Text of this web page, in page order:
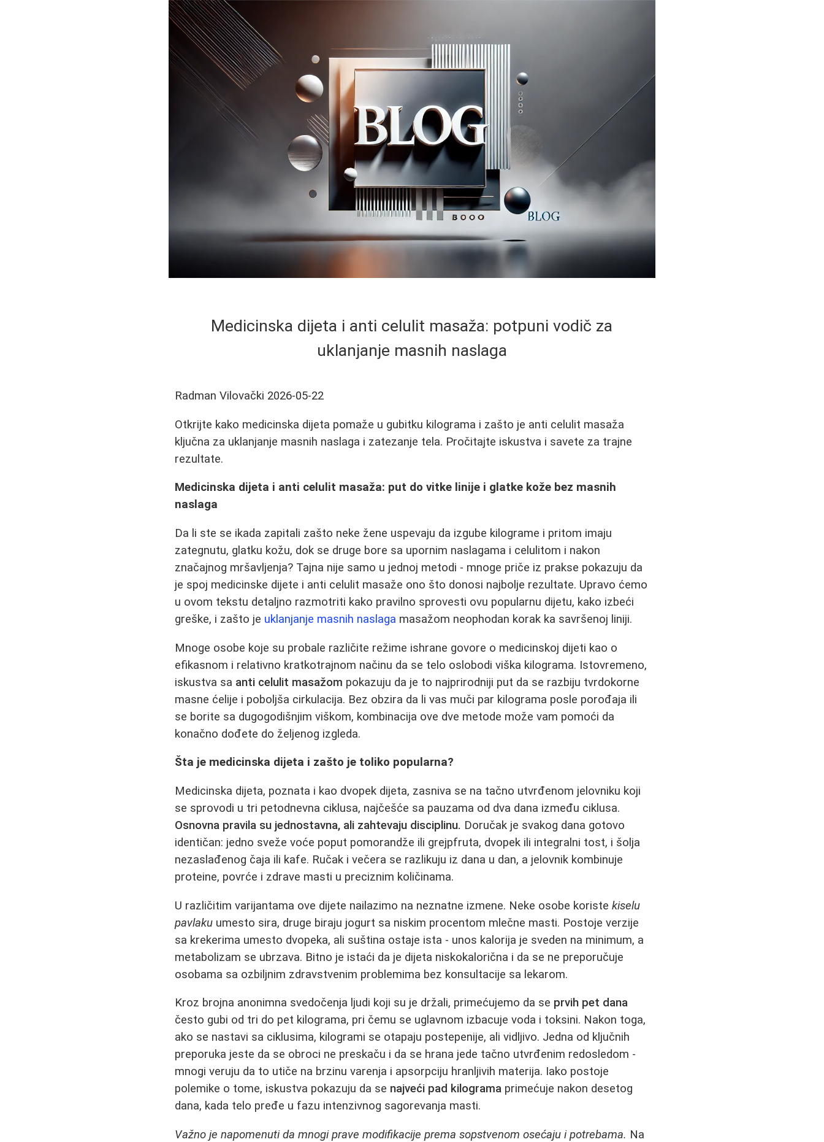
Medicinska dijeta i anti celulit masaža: potpuni vodič za
uklanjanje masnih naslaga
Radman Vilovački 2026-05-22
Otkrijte kako medicinska dijeta pomaže u gubitku kilograma i zašto je anti celulit masaža
ključna za uklanjanje masnih naslaga i zatezanje tela. Pročitajte iskustva i savete za trajne
rezultate.
Medicinska dijeta i anti celulit masaža: put do vitke linije i glatke kože bez masnih
naslaga
Da li ste se ikada zapitali zašto neke žene uspevaju da izgube kilograme i pritom imaju
zategnutu, glatku kožu, dok se druge bore sa upornim naslagama i celulitom i nakon
značajnog mršavljenja? Tajna nije samo u jednoj metodi - mnoge priče iz prakse pokazuju da
je spoj medicinske dijete i anti celulit masaže ono što donosi najbolje rezultate. Upravo ćemo
u ovom tekstu detaljno razmotriti kako pravilno sprovesti ovu popularnu dijetu, kako izbeći
greške, i zašto je uklanjanje masnih naslaga masažom neophodan korak ka savršenoj liniji.
Mnoge osobe koje su probale različite režime ishrane govore o medicinskoj dijeti kao o
efikasnom i relativno kratkotrajnom načinu da se telo oslobodi viška kilograma. Istovremeno,
iskustva sa anti celulit masažom pokazuju da je to najprirodniji put da se razbiju tvrdokorne
masne ćelije i poboljša cirkulacija. Bez obzira da li vas muči par kilograma posle porođaja ili
se borite sa dugogodišnjim viškom, kombinacija ove dve metode može vam pomoći da
konačno dođete do željenog izgleda.
Šta je medicinska dijeta i zašto je toliko popularna?
Medicinska dijeta, poznata i kao dvopek dijeta, zasniva se na tačno utvrđenom jelovniku koji
se sprovodi u tri petodnevna ciklusa, najčešće sa pauzama od dva dana između ciklusa.
Osnovna pravila su jednostavna, ali zahtevaju disciplinu. Doručak je svakog dana gotovo
identičan: jedno sveže voće poput pomorandže ili grejpfruta, dvopek ili integralni tost, i šolja
nezaslađenog čaja ili kafe. Ručak i večera se razlikuju iz dana u dan, a jelovnik kombinuje
proteine, povrće i zdrave masti u preciznim količinama.
U različitim varijantama ove dijete nailazimo na neznatne izmene. Neke osobe koristekiselu
pavlaku umesto sira, druge biraju jogurt sa niskim procentom mlečne masti. Postoje verzije
sa krekerima umesto dvopeka, ali suština ostaje ista - unos kalorija je sveden na minimum, a
metabolizam se ubrzava. Bitno je istaći da je dijeta niskokalorična i da se ne preporučuje
osobama sa ozbiljnim zdravstvenim problemima bez konsultacije sa lekarom.
Kroz brojna anonimna svedočenja ljudi koji su je držali, primećujemo da se prvih pet dana
često gubi od tri do pet kilograma, pri čemu se uglavnom izbacuje voda i toksini. Nakon toga,
ako se nastavi sa ciklusima, kilogrami se otapaju postepenije, ali vidljivo. Jedna od ključnih
preporuka jeste da se obroci ne preskaču i da se hrana jede tačno utvrđenim redosledom -
mnogi veruju da to utiče na brzinu varenja i apsorpciju hranljivih materija. Iako postoje
polemike o tome, iskustva pokazuju da se najveći pad kilograma primećuje nakon desetog
dana, kada telo pređe u fazu intenzivnog sagorevanja masti.
Važno je napomenuti da mnogi prave modifikacije prema sopstvenom osećaju i potrebama. Na